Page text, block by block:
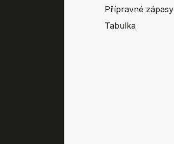
Přípravné zápasy
Tabulka